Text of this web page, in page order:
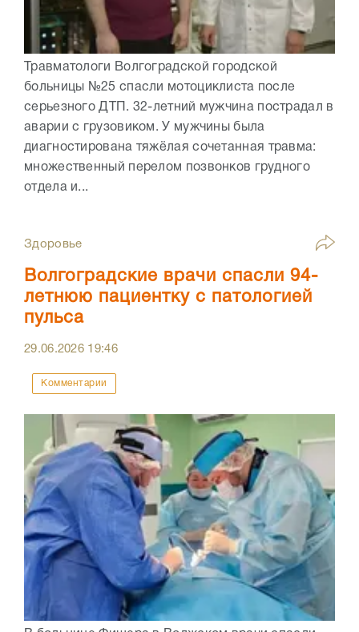
Травматологи Волгоградской городской
больницы №25 спасли мотоциклиста после
серьезного ДТП. 32-летний мужчина пострадал в
аварии с грузовиком. У мужчины была
диагностирована тяжёлая сочетанная травма:
множественный перелом позвонков грудного
отдела и...
Здоровье
Волгоградские врачи спасли 94-
летнюю пациентку с патологией
пульса
29.06.2026 19:46
Комментарии